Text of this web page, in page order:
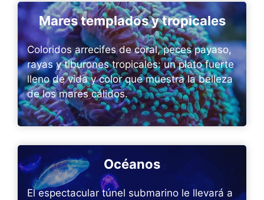
Mares templados y tropicales
Coloridos arrecifes de coral, peces payaso,
rayas y tiburones tropicales: un plato fuerte
lleno de vida y color que muestra la belleza
de los mares cálidos.
Océanos
El espectacular túnel submarino le llevará a